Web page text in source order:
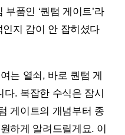
품인 ‘퀀텀 게이트’라
지 감이 안 잡히셨다
는 열쇠, 바로 퀀텀 게
다. 복잡한 수식은 잠시
게이트의 개념부터 종
하게 알려드릴게요. 이